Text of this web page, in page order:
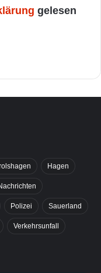
gelesen
Hagen
Polizei Sauerland
Verkehrsunfall